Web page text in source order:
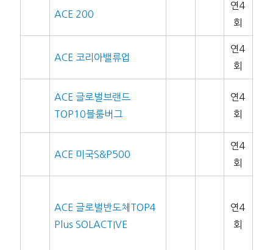
ACE 200
연4
회
ACE 코리아밸류업
연4
회
ACE 글로벌브랜드
TOP10블룸버그
연4
회
ACE 미국S&P500
연4
회
ACE 글로벌반도체TOP4
Plus SOLACTIVE
연4
회